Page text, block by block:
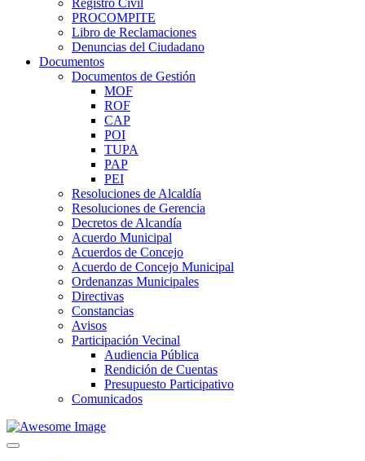
Registro Civil
PROCOMPITE
Libro de Reclamaciones
Denuncias del Ciudadano
Documentos
Documentos de Gestión
MOF
ROF
CAP
POI
TUPA
PAP
PEI
Resoluciones de Alcaldía
Resoluciones de Gerencia
Decretos de Alcandía
Acuerdo Municipal
Acuerdos de Concejo
Acuerdo de Concejo Municipal
Ordenanzas Municipales
Directivas
Constancias
Avisos
Participación Vecinal
Audiencia Pública
Rendición de Cuentas
Presupuesto Participativo
Comunicados